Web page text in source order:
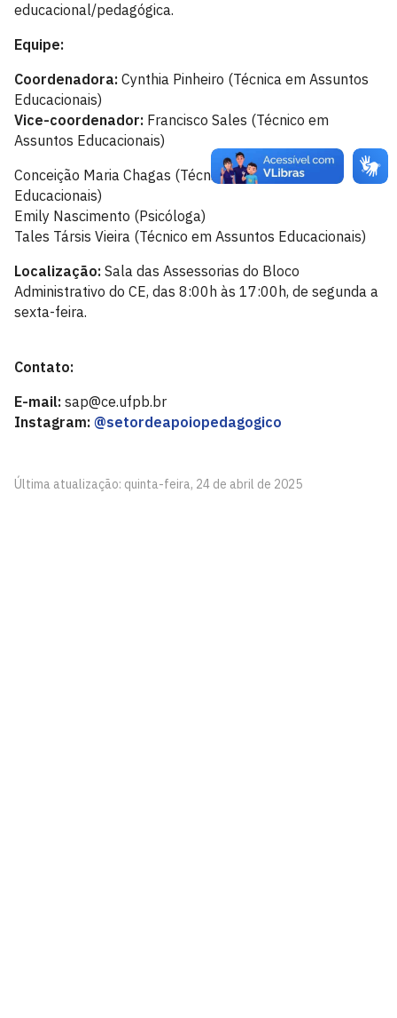
educacional/pedagógica.
Equipe:
Coordenadora: Cynthia Pinheiro (Técnica em Assuntos
Educacionais)
Vice-coordenador: Francisco Sales (Técnico em
Assuntos Educacionais)
Conceição Maria Chagas (Técnica em Assuntos
Educacionais)
Emily Nascimento (Psicóloga)
Tales Társis Vieira (Técnico em Assuntos Educacionais)
Localização: Sala das Assessorias do Bloco
Administrativo do CE, das 8:00h às 17:00h, de segunda a
sexta-feira.
Contato:
E-mail: sap@ce.ufpb.br
Instagram: @setordeapoiopedagogico
Última atualização: quinta-feira, 24 de abril de 2025